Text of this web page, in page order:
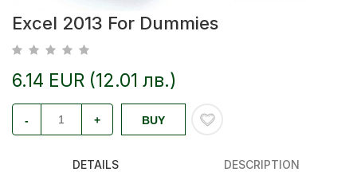
Excel 2013 For Dummies
6.14 EUR (12.01 лв.)
- + BUY
DETAILS DESCRIPTION